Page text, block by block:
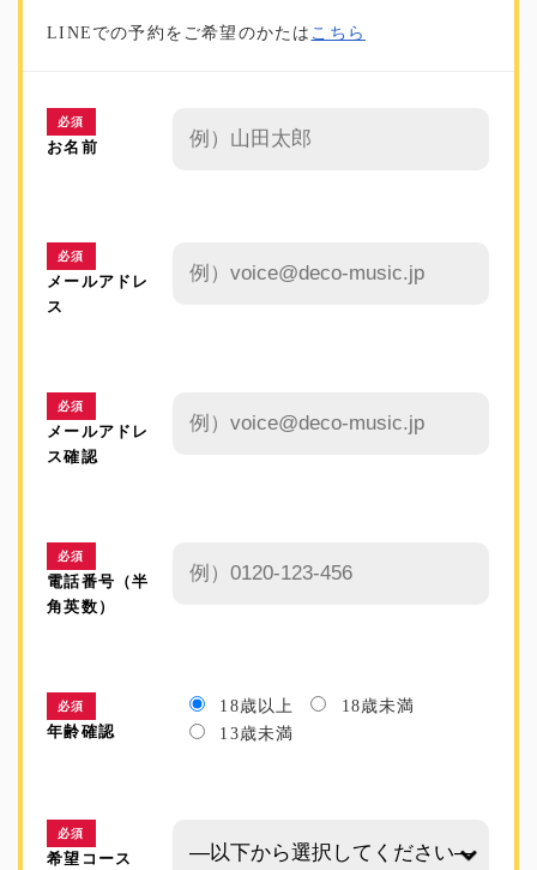
LINEでの予約をご希望のかたは こちら
必須
お名前
必須
メールアドレ
ス
必須
メールアドレ
ス確認
必須
電話番号（半
角英数）
必須
年齢確認
18歳以上
18歳未満
13歳未満
必須
希望コース